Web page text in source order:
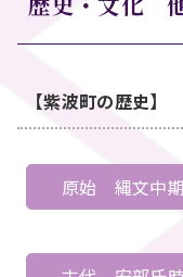
【紫波町の歴史】
原始 縄文中期